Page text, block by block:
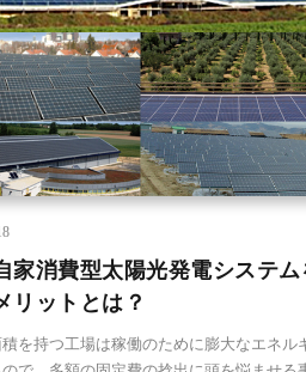
家消費型太陽光発電システム
リットとは？
を持つ工場は稼働のために膨大なエネル